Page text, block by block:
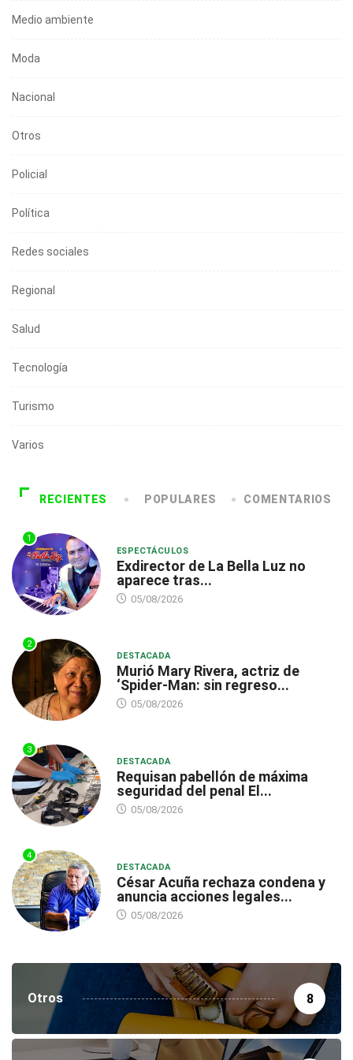
Medio ambiente
Moda
Nacional
Otros
Policial
Política
Redes sociales
Regional
Salud
Tecnología
Turismo
Varios
RECIENTES POPULARES COMENTARIOS
1
ESPECTÁCULOS
Exdirector de La Bella Luz no
aparece tras...
05/08/2026
2
DESTACADA
Murió Mary Rivera, actriz de
‘Spider-Man: sin regreso...
05/08/2026
3
DESTACADA
Requisan pabellón de máxima
seguridad del penal El...
05/08/2026
4
DESTACADA
César Acuña rechaza condena y
anuncia acciones legales...
05/08/2026
Otros 8